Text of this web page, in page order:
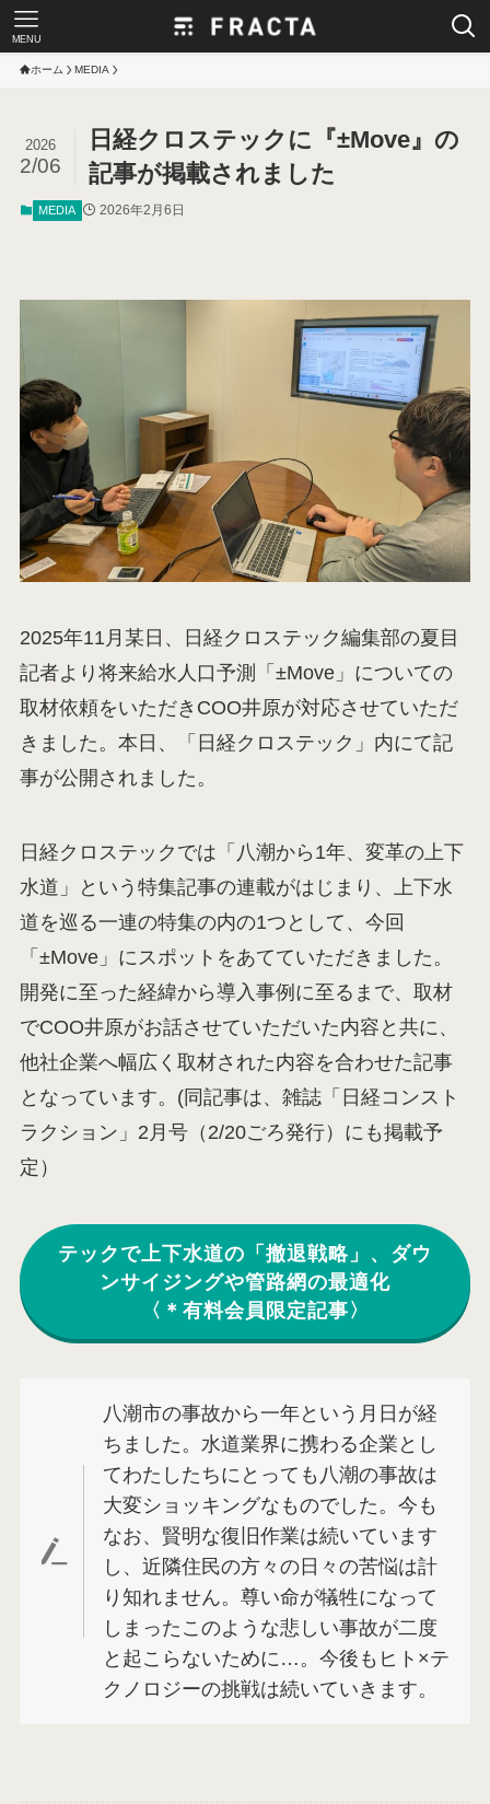
MENU
ホーム MEDIA
日経クロステックに『±Move』の
記事が掲載されました
2026
2/06
MEDIA 2026年2月6日
2025年11月某日、日経クロステック編集部の夏目
記者より将来給水人口予測「±Move」についての
取材依頼をいただきCOO井原が対応させていただ
きました。本日、「日経クロステック」内にて記
事が公開されました。
日経クロステックでは「八潮から1年、変革の上下
水道」という特集記事の連載がはじまり、上下水
道を巡る一連の特集の内の1つとして、今回
「±Move」にスポットをあてていただきました。
開発に至った経緯から導入事例に至るまで、取材
でCOO井原がお話させていただいた内容と共に、
他社企業へ幅広く取材された内容を合わせた記事
となっています。(同記事は、雑誌「日経コンスト
ラクション」2月号（2/20ごろ発行）にも掲載予
定）
テックで上下水道の「撤退戦略」、ダウ
ンサイジングや管路網の最適化
〈＊有料会員限定記事〉
八潮市の事故から一年という月日が経
ちました。水道業界に携わる企業とし
てわたしたちにとっても八潮の事故は
大変ショッキングなものでした。今も
なお、賢明な復旧作業は続いています
し、近隣住民の方々の日々の苦悩は計
り知れません。尊い命が犠牲になって
しまったこのような悲しい事故が二度
と起こらないために…。今後もヒト×テ
クノロジーの挑戦は続いていきます。